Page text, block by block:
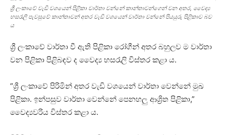
ශ්‍රී ලංකාවේ වැඩි වශයෙන් පිළිකා වාර්තා වන්නේ කාන්තාවන්ගෙන් වන අතර, වෛද්‍ය
හසරැලි පැවසුවේ කාන්තාවන් අතර වැඩි වශයෙන් වාර්තා වන්නේ පියයුරු පිළිකාව බව
ය
ශ්‍රී ලංකාවේ වාර්තා වී ඇති පිළිකා රෝගීන් අතර බහුලව ම වාර්තා
වන පිළිකා පිළිබඳව ද වෛද්‍ය හසරැලි විස්තර කළා ය.
“ශ්‍රී ලංකාවේ පිරිමින් අතර වැඩි වශයෙන් වාර්තා වෙන්නේ මුඛ
පිළිකා. ඉන්පසුව වාර්තා වෙන්නේ පෙනහලු ආශ්‍රිත පිළිකා,”
වෛද්‍යවරිය විස්තර කළා ය.